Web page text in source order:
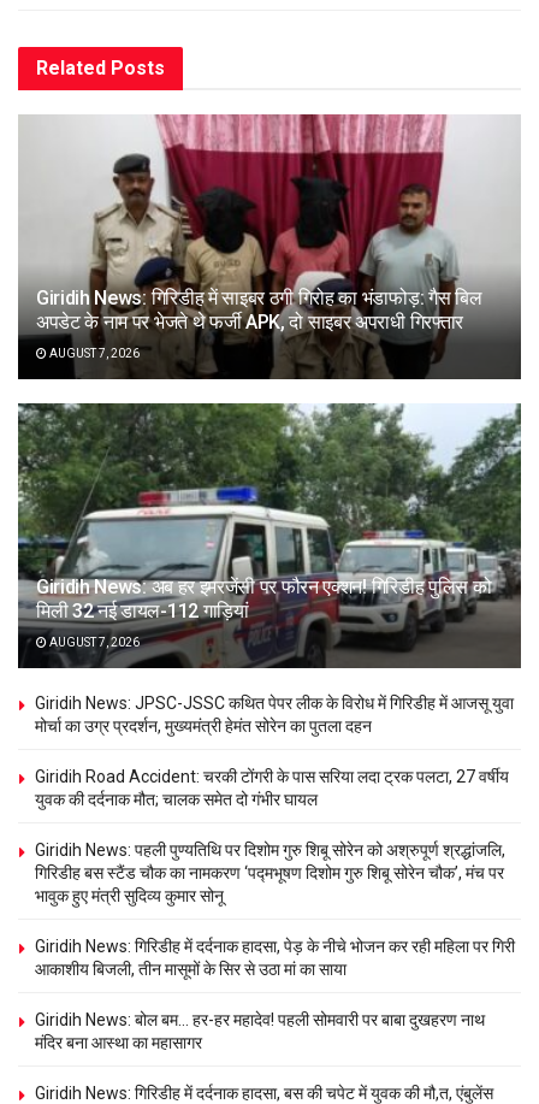
Related Posts
Giridih News: गिरिडीह में साइबर ठगी गिरोह का भंडाफोड़: गैस बिल
अपडेट के नाम पर भेजते थे फर्जी APK, दो साइबर अपराधी गिरफ्तार
AUGUST 7, 2026
Giridih News: अब हर इमरजेंसी पर फौरन एक्शन! गिरिडीह पुलिस को
मिली 32 नई डायल-112 गाड़ियां
AUGUST 7, 2026
Giridih News: JPSC-JSSC कथित पेपर लीक के विरोध में गिरिडीह में आजसू युवा
मोर्चा का उग्र प्रदर्शन, मुख्यमंत्री हेमंत सोरेन का पुतला दहन
Giridih Road Accident: चरकी टोंगरी के पास सरिया लदा ट्रक पलटा, 27 वर्षीय
युवक की दर्दनाक मौत; चालक समेत दो गंभीर घायल
Giridih News: पहली पुण्यतिथि पर दिशोम गुरु शिबू सोरेन को अश्रुपूर्ण श्रद्धांजलि,
गिरिडीह बस स्टैंड चौक का नामकरण ‘पद्मभूषण दिशोम गुरु शिबू सोरेन चौक’, मंच पर
भावुक हुए मंत्री सुदिव्य कुमार सोनू
Giridih News: गिरिडीह में दर्दनाक हादसा, पेड़ के नीचे भोजन कर रही महिला पर गिरी
आकाशीय बिजली, तीन मासूमों के सिर से उठा मां का साया
Giridih News: बोल बम… हर-हर महादेव! पहली सोमवारी पर बाबा दुखहरण नाथ
मंदिर बना आस्था का महासागर
Giridih News: गिरिडीह में दर्दनाक हादसा, बस की चपेट में युवक की मौ,त, एंबुलेंस